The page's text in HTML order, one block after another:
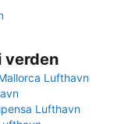
verden
Lufthavn
Lufthavn